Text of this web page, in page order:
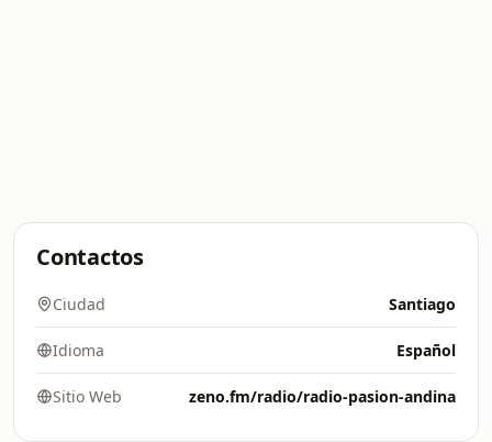
Contactos
Ciudad Santiago
Idioma Español
Sitio Web zeno.fm/radio/radio-pasion-andina